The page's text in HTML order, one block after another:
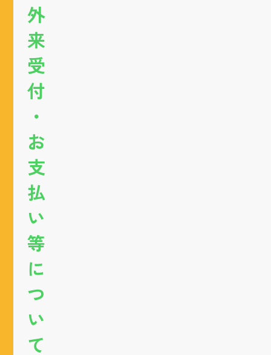
外
来
受
付
・
お
支
払
い
等
に
つ
い
て